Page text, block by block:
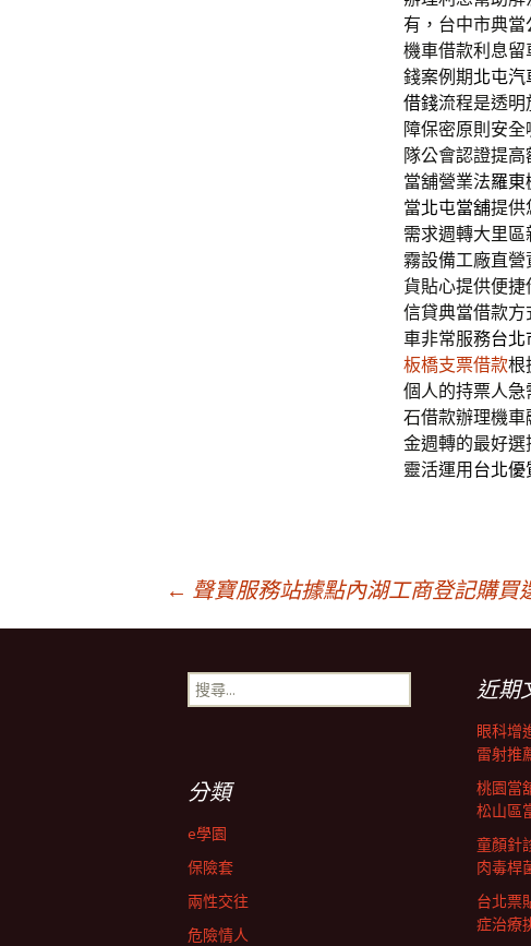
有，台中市典
機車借款利息留
錢案例期北屯汽
借錢流程是透明
障保密原則安
隊公會認證提
當舖營業法羅東
當北屯當舖提供
需求週轉大里
霧設備工廠直
貨貼心提供便
信貸典當借款方
車非常服務台北
板橋支票借款根
個人的持票人急
石借款辦理機
金週轉的最好選
靈活運用 台北優
← 聲寶服務站據點內湖工商登記購買
搜
尋
近期
眼科增
雷射推
桃園當
松山區
童顏針
肉毒桿
台北票
症治療
分類
e學園
保險套
兩性交往
危險情人